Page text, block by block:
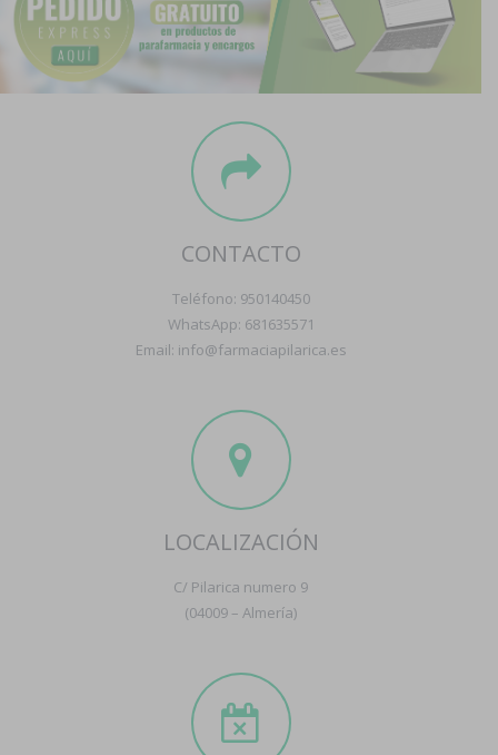
Contacto
Boletín
CONTACTO
Teléfono: 950140450
WhatsApp: 681635571
Email: info@farmaciapilarica.es
LOCALIZACIÓN
C/ Pilarica numero 9
(04009 – Almería)